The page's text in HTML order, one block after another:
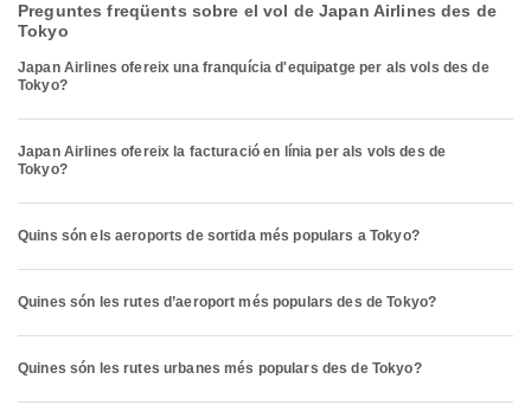
Preguntes freqüents sobre el vol de Japan Airlines des de
Tokyo
Japan Airlines ofereix una franquícia d'equipatge per als vols des de
Tokyo?
Japan Airlines ofereix la facturació en línia per als vols des de
Tokyo?
Quins són els aeroports de sortida més populars a Tokyo?
Quines són les rutes d’aeroport més populars des de Tokyo?
Quines són les rutes urbanes més populars des de Tokyo?